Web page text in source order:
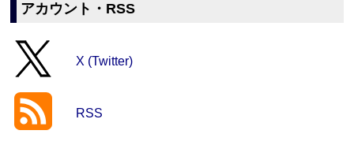
アカウント・RSS
X (Twitter)
RSS